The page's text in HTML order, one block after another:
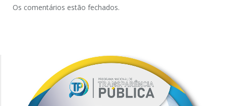
Os comentários estão fechados.